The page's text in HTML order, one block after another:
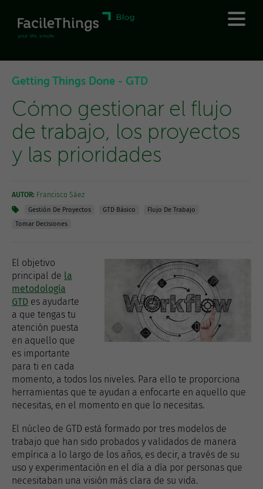
Getting Things Done - GTD
Cómo gestionar el flujo
de trabajo, los proyectos
y las prioridades
AUTOR: Francisco Sáez
Gestión De Proyectos GTD Básico
Flujo De Trabajo
Tomar Decisiones
El objetivo
principal de la
metodología
GTD es ayudarte
a que tengas tu
atención puesta
en aquello que
es importante
para ti en cada
momento, a todos los niveles. Para ello te proporciona
herramientas que te ayudan a enfocarte en aquello que
necesitas, en el momento en que lo necesitas.
El núcleo de GTD está formado por tres modelos de
trabajo que han sido probados y validados de manera
empírica a lo largo de los años, es decir, a través de su
uso y experimentación en el día a día por personas que
necesitaban una visión más clara de su vida.